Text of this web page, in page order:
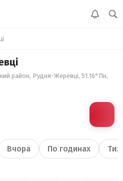
район, Рудня-Жеревці, 51.16°Пн,
Вчора По годинах